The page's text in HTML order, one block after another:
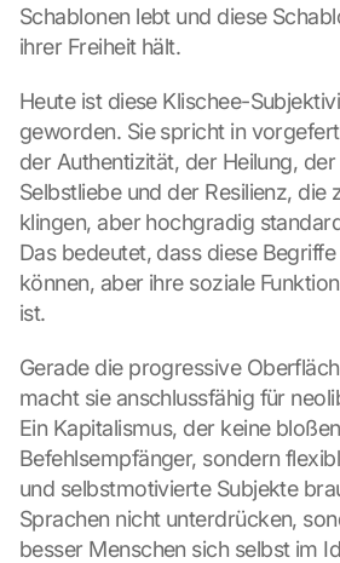
Schablonen lebt und diese
ihrer Freiheit hält.
Heute ist diese Klischee-
geworden. Sie spricht in
der Authentizität, der Heilung,
Selbstliebe und der Resilienz, die
klingen, aber hochgradig
Das bedeutet, dass diese
können, aber ihre soziale
ist.
Gerade die progressive
macht sie anschlussfähig für
Ein Kapitalismus, der keine bloßen
Befehlsempfänger, sondern
und selbstmotivierte Subjekte
Sprachen nicht unterdrücken,
besser Menschen sich selbst im